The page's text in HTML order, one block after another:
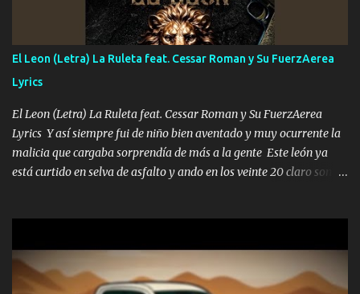
me fajó una Glock siempre armado todas las generaciones yo
traigo El chiste es que hago lo que quiero pues así soy me mandó
yo tengo el control a todos yo les paro el dedo soy hocicon un
malcriado un malandrón Que Les importa no saben nada falsas
las risas las que me miran hay gente corriente no quieren ve...
El Leon (Letra) La Ruleta feat. Cessar Roman y Su FuerzAerea
Lyrics
El Leon (Letra) La Ruleta feat. Cessar Roman y Su FuerzAerea
Lyrics Y así siempre fui de niño bien aventado y muy ocurrente la
malicia que cargaba sorprendía de más a la gente Este león ya
está curtido en selva de asfalto y ando en los veinte 20 claro son
pa más pues hay charola les voy a dar hasta topar pues no hay de
otra Música Surcando bien mi camino voy por mi línea no veo a
los lados aquel que no corre vuela no se me duerm voy chicoteado